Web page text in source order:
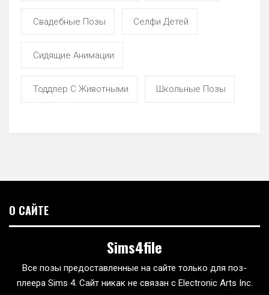
Свадебные Позы Селфи Детей
Сидящие Анимации
Тоддлер С Животными Школьные Позы
О САЙТЕ
Sims4file
Все позы предоставленные на сайте только для поз-
плеера Sims 4. Сайт никак не связан с Electronic Arts Inc.